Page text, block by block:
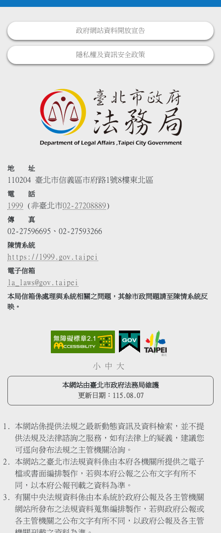
政府網站資料開放宣告
隱私權及資訊安全政策
地 址
110204 臺北市信義區市府路1號8樓東北區
電 話
1999 (非臺北市02-27208889)
傳 真
02-27596695、02-27593266
陳情系統
https://1999.gov.taipei
電子信箱
la_laws@gov.taipei
本局信箱係處理與系統相關之問題，其餘市政問題請至陳情系統反
映。
小 中 大
本網站由臺北市政府法務局維護
更新日期： 115.08.07
本網站係提供法規之最新動態資訊及資料檢索，並不提
供法規及法律諮詢之服務，如有法律上的疑義，建議您
可逕向發布法規之主管機關洽詢。
本網站之臺北市法規資料係由本府各機關所提供之電子
檔或書面編排製作，若與本府公報之公布文字有所不
同，以本府公報刊載之資料為準。
有關中央法規資料係由本系統於政府公報及各主管機關
網站所發布之法規資料蒐集編排製作，若與政府公報或
各主管機關之公布文字有所不同，以政府公報及各主管